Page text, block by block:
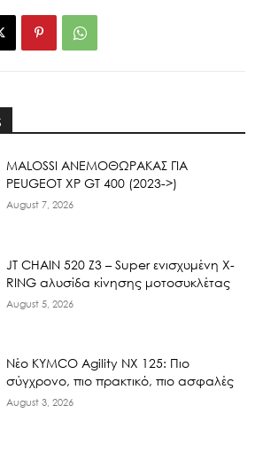
ΜΑLOSSI ΑΝΕΜΟΘΩΡΑΚΑΣ ΓΙΑ
PEUGEOT XP GT 400 (2023->)
August 7, 2026
JT CHAIN 520 Ζ3 – Super ενισχυμένη X-
RING αλυσίδα κίνησης μοτοσυκλέτας
August 5, 2026
Νέο KYMCO Agility NX 125: Πιο
σύγχρονο, πιο πρακτικό, πιο ασφαλές
August 3, 2026